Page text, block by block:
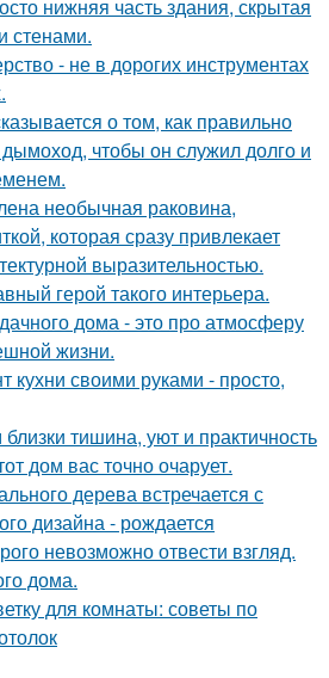
нижняя часть здания, скрытая
стенами.
- не в дорогих инструментах
о том, как правильно
чтобы он служил долго и
необычная раковина,
которая сразу привлекает
выразительностью.
герой такого интерьера.
дома - это про атмосферу
жизни.
своими руками - просто,
тишина, уют и практичность
дом вас точно очарует.
дерева встречается с
дизайна - рождается
невозможно отвести взгляд.
дома.
для комнаты: советы по